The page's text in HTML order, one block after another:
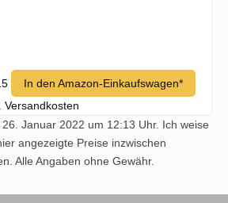
In den Amazon-Einkaufswagen*
Versandkosten
Januar 2022 um 12:13 Uhr. Ich weise
angezeigte Preise inzwischen
Alle Angaben ohne Gewähr.